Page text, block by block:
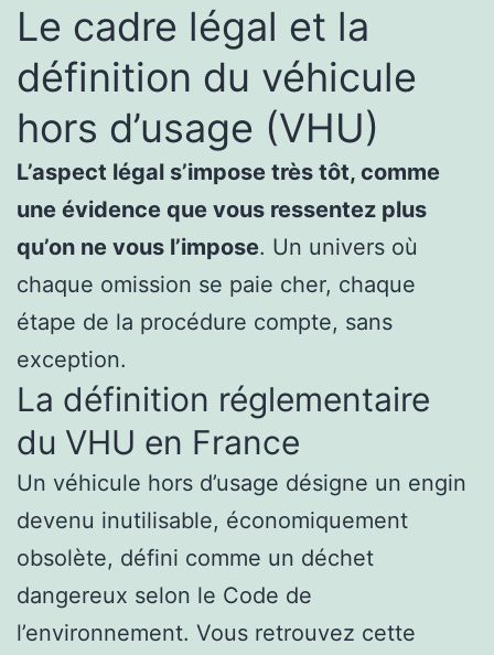
Le cadre légal et la
définition du véhicule
hors d’usage (VHU)
L’aspect légal s’impose très tôt, comme
une évidence que vous ressentez plus
qu’on ne vous l’impose. Un univers où
chaque omission se paie cher, chaque
étape de la procédure compte, sans
exception.
La définition réglementaire
du VHU en France
Un véhicule hors d’usage désigne un engin
devenu inutilisable, économiquement
obsolète, défini comme un déchet
dangereux selon le Code de
l’environnement. Vous retrouvez cette